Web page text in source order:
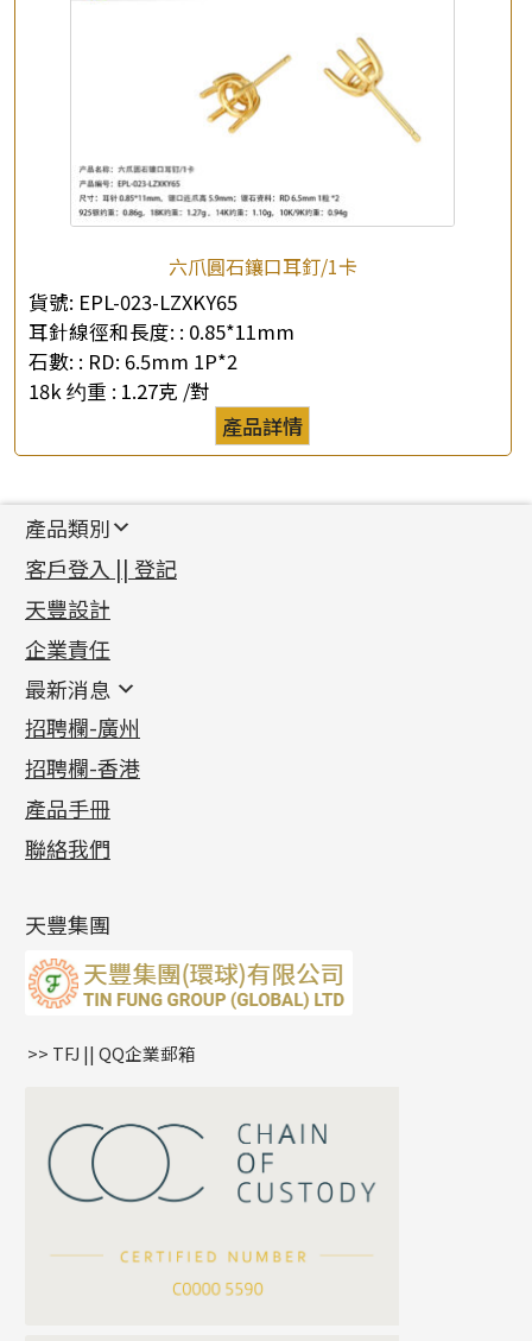
六爪圓石鑲口耳釘/1卡
貨號: EPL-023-LZXKY65
耳針線徑和長度: : 0.85*11mm
石數: : RD: 6.5mm 1P*2
18k 约重 : 1.27克 /對
產品詳情
公司名稱
產品類別
新產品
足金系列
足金配件
機織鏈系列
珠仔鏈
镶口链
管狀網鏈
十字車花鏈系列
十字閃O鏈系列
十字錘打鏈系列
側身車花鏈系列
側身鏈系列
雙十字鏈系列
水波鏈系列
蛇骨鏈系列
鏈尾系列
嘴唇鏈系列
S車花鏈系列
珍珠鏈系列
坦克鏈系列
滿天星鏈系列
方假繩鏈系列
首飾配件
耳環類配件
卷迫系列
螺絲迫系列
梅花迫系列
平臺迫系列
綫拍系列
美拍系列
耳環扣系列
耳綫/耳鈎系列
耳環爪頭
耳環
鏈類配件
動感車花吊墜
調節珠系列
生圈扣系列
龍蝦扣系列
鴨俐制系列
字母吊墜
相盒吊墜
項鏈吊墜
生肖吊墜
星座吊墜
珠扣
其他類配件
珠盤系列
袖口鈕系列
焊片及鐳射綫
空心車花管
珠類配件
無孔光身珠
空心光身珠
無孔批花珠
鑲口類
四爪頭系列
六爪頭系列
車花片
動感車花片
鑲口戒指
鑲口手鏈系列
首飾系列
手镯系列
戒指系列
空心耳環
空心车花管首饰链
空心手鐲系列
貴金屬原料
千足金
記憶金屬系列
記憶戒指
拉簧珠珠手鏈
記憶鈦手鐲
客戶登入 || 登記
天豐設計
企業責任
最新消息
最新消息
各項證書(2)
相片集(9)
展覽會資訊
最新產品資訊
招聘欄-廣州
招聘欄-香港
產品手冊
聯絡我們
天豐集團
>> TFJ || QQ企業郵箱